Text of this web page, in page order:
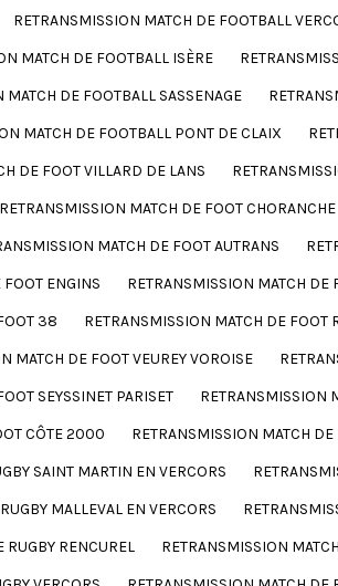
RETRANSMISSION MATCH DE FOOTBALL
MATCH DE FOOTBALL ISÈRE
MATCH DE FOOTBALL SASSENAGE
MATCH DE FOOTBALL PONT DE CLAIX
DE FOOT VILLARD DE LANS
RETRANSMISSION MATCH DE FOOT CHORANCHE
MATCH DE FOOT AUTRANS
ENGINS
RETRANSMISSION MATCH DE
38 RETRANSMISSION MATCH DE FOOT
MATCH DE FOOT VEUREY VOROISE
SEYSSINET PARISET
RETRANSMISSION
CÔTE 2000 RETRANSMISSION MATCH
SAINT MARTIN EN VERCORS
MALLEVAL EN VERCORS
RUGBY RENCUREL RETRANSMISSION